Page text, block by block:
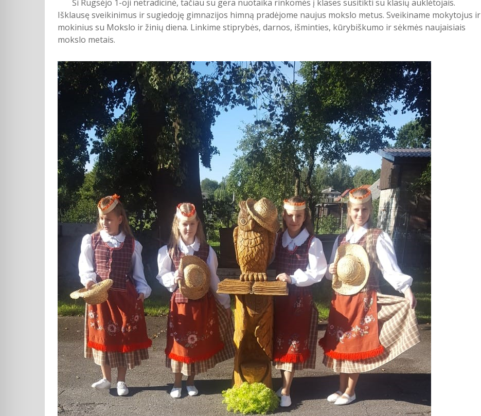
Ši Rugsėjo 1-oji netradicinė, tačiau su gera nuotaika rinkomės į klases susitikti su klasių auklėtojais.
Išklausę sveikinimus ir sugiedoję gimnazijos himną pradėjome naujus mokslo metus. Sveikiname mokytojus ir
mokinius su Mokslo ir žinių diena. Linkime stiprybės, darnos, išminties, kūrybiškumo ir sėkmės naujaisiais
mokslo metais.